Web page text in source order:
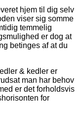
hjem til dig selv
viser sig somme
temmelig
er dog at
betinges af at du
& kedler er
man har behov
er det forholdsvis
for